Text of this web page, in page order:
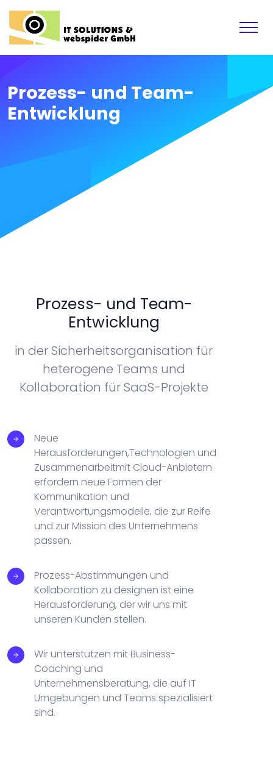
Prozess- und Team-
Entwicklung
Prozess- und Team-
Entwicklung
in der Sicherheitsorganisation für
heterogene Teams und
Kollaboration für SaaS-Projekte
Neue
Herausforderungen,Technologien und
Zusammenarbeitmit Cloud-Anbietern
erfordern neue Formen der
Kommunikation und
Verantwortungsmodelle, die zur Reife
und zur Mission des Unternehmens
passen.
Prozess-Abstimmungen und
Kollaboration zu designen ist eine
Herausforderung, der wir uns mit
unseren Kunden stellen.
Wir unterstützen mit Business-
Coaching und
Unternehmensberatung, die auf IT
Umgebungen und Teams spezialisiert
sind.